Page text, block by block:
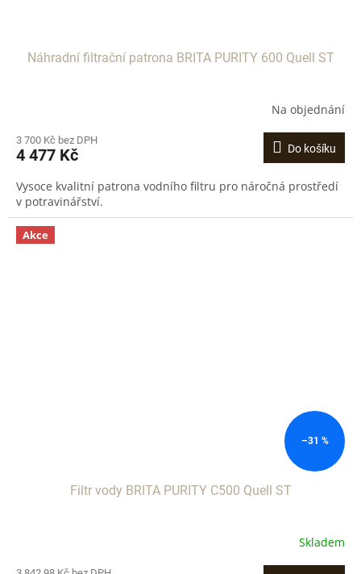
Náhradní filtrační patrona BRITA PURITY 600 Quell ST
Na objednání
3 700 Kč bez DPH
4 477 Kč Do košíku
Vysoce kvalitní patrona vodního filtru pro náročná prostředí
v potravinářství.
Akce
–31 %
Filtr vody BRITA PURITY C500 Quell ST
Skladem